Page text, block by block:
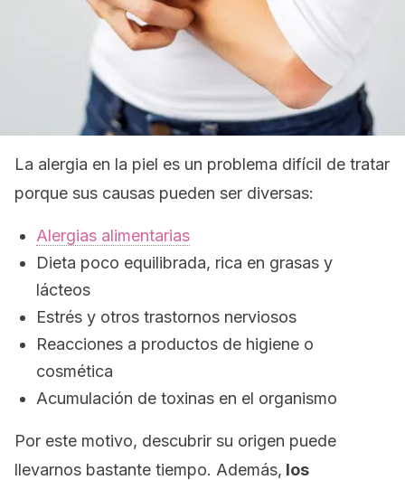
La alergia en la piel es un problema difícil de tratar
porque sus causas pueden ser diversas:
Alergias alimentarias
Dieta poco equilibrada, rica en grasas y
lácteos
Estrés y otros trastornos nerviosos
Reacciones a productos de higiene o
cosmética
Acumulación de toxinas en el organismo
Por este motivo, descubrir su origen puede
llevarnos bastante tiempo. Además, los